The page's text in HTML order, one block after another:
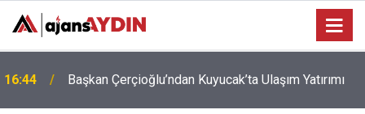
16:09 Aydınlı Koray Bir Kez Daha Gururlandırdı!